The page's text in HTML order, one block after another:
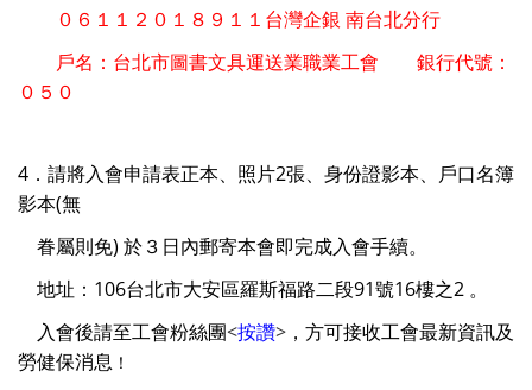
０６１１２０１８９１１台灣企銀 南台北分行
戶名：台北市圖書文具運送業職業工會 銀行代號：
０５０
4．請將入會申請表正本、照片2張、身份證影本、戶口名簿
影本(無
眷屬則免) 於３日內郵寄本會即完成入會手續。
地址：106台北市大安區羅斯福路二段91號16樓之2 。
入會後請至工會粉絲團<按讚> ， 方可接收工會最新資訊及
勞健保消息 ！